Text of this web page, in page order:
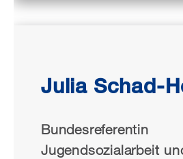
Julia Schad-
Bundesreferentin
Jugendsozialarbeit